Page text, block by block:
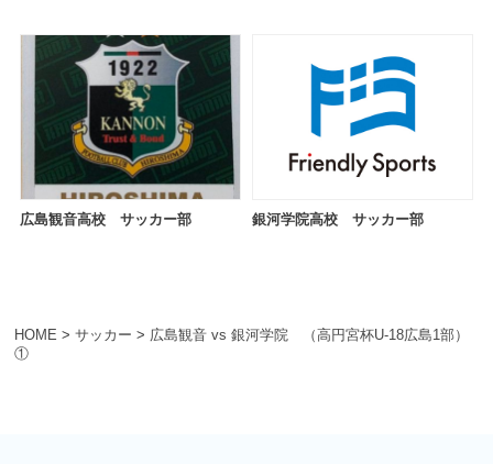
HOME > サッカー > 広島観音 vs 銀河学院 （高円宮杯U-18広島1部）
①
広島観音高校 サッカー部 銀河学院高校 サッカー部